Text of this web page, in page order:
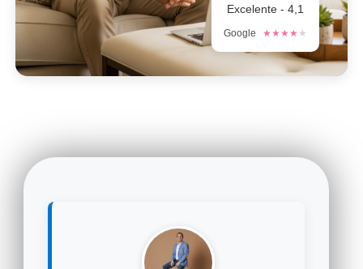
Excelente - 4,1
Google ★★★★ ★